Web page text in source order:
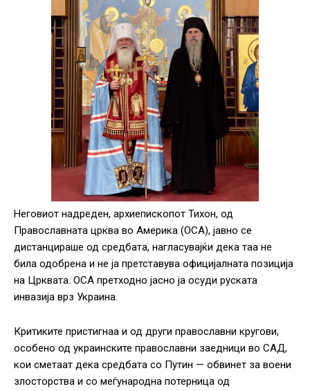
Неговиот надреден, архиепископот Тихон, од
Православната црква во Америка (OCA), јавно се
дистанцираше од средбата, нагласувајќи дека таа не
била одобрена и не ја претставува официјалната позиција
на Црквата. OCA претходно јасно ја осуди руската
инвазија врз Украина.
Критиките пристигнаа и од други православни кругови,
особено од украинските православни заедници во САД,
кои сметаат дека средбата со Путин — обвинет за воени
злосторства и со меѓународна потерница од